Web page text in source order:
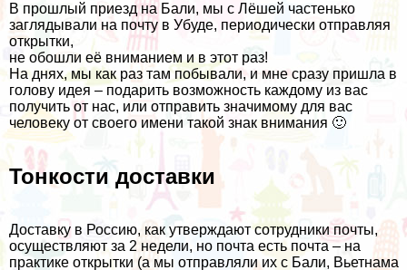
В прошлый приезд на Бали, мы с Лёшей частенько
заглядывали на почту в Убуде, периодически отправляя
открытки,
не обошли её вниманием и в этот раз!
На днях, мы как раз там побывали, и мне сразу пришла в
голову идея – подарить возможность каждому из вас
получить от нас, или отправить значимому для вас
человеку от своего имени такой знак внимания 🙂
Тонкости доставки
Доставку в Россию, как утверждают сотрудники почты,
осуществляют за 2 недели, но почта есть почта – на
практике открытки (а мы отправляли их с Бали, Вьетнама